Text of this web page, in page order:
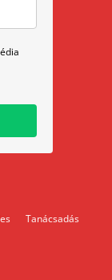
Tanácsadás